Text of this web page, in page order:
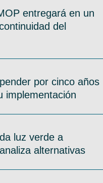
entregará en un
del
por cinco años
implementación
luz verde a
alternativas